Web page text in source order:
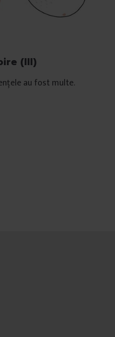
(III)
au fost multe.